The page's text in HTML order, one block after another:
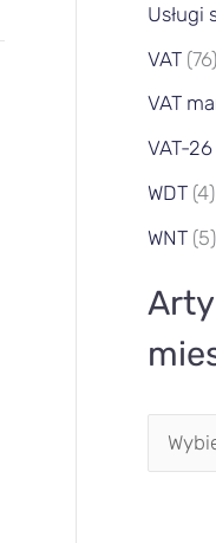
Usługi
VAT(76)
VAT
VAT-26
WDT(4)
WNT(5)